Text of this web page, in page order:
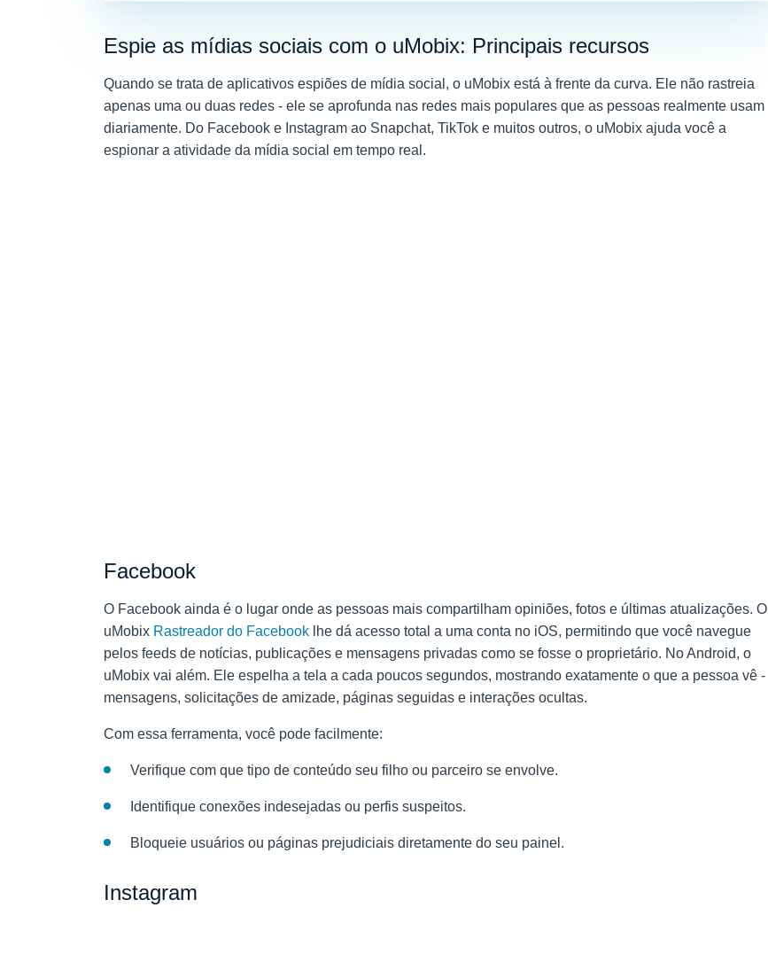
Espie as mídias sociais com o uMobix: Principais recursos
Quando se trata de aplicativos espiões de mídia social, o uMobix está à frente da curva. Ele não rastreia
apenas uma ou duas redes - ele se aprofunda nas redes mais populares que as pessoas realmente usam
diariamente. Do Facebook e Instagram ao Snapchat, TikTok e muitos outros, o uMobix ajuda você a
espionar a atividade da mídia social em tempo real.
Facebook
O Facebook ainda é o lugar onde as pessoas mais compartilham opiniões, fotos e últimas atualizações. O
uMobix Rastreador do Facebook lhe dá acesso total a uma conta no iOS, permitindo que você navegue
pelos feeds de notícias, publicações e mensagens privadas como se fosse o proprietário. No Android, o
uMobix vai além. Ele espelha a tela a cada poucos segundos, mostrando exatamente o que a pessoa vê -
mensagens, solicitações de amizade, páginas seguidas e interações ocultas.
Com essa ferramenta, você pode facilmente:
Verifique com que tipo de conteúdo seu filho ou parceiro se envolve.
Identifique conexões indesejadas ou perfis suspeitos.
Bloqueie usuários ou páginas prejudiciais diretamente do seu painel.
Instagram